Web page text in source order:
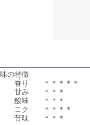
味の特徴
香り ＊＊＊＊＊
甘み ＊＊＊
酸味 ＊＊＊
コク ＊＊＊＊
苦味 ＊＊＊